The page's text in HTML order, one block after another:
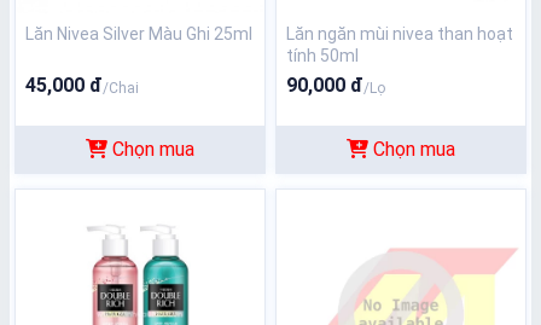
Lăn Nivea Silver Màu Ghi 25ml
45,000 đ/Chai
Chọn mua
Lăn ngăn mùi nivea than hoạt
tính 50ml
90,000 đ/Lọ
Chọn mua